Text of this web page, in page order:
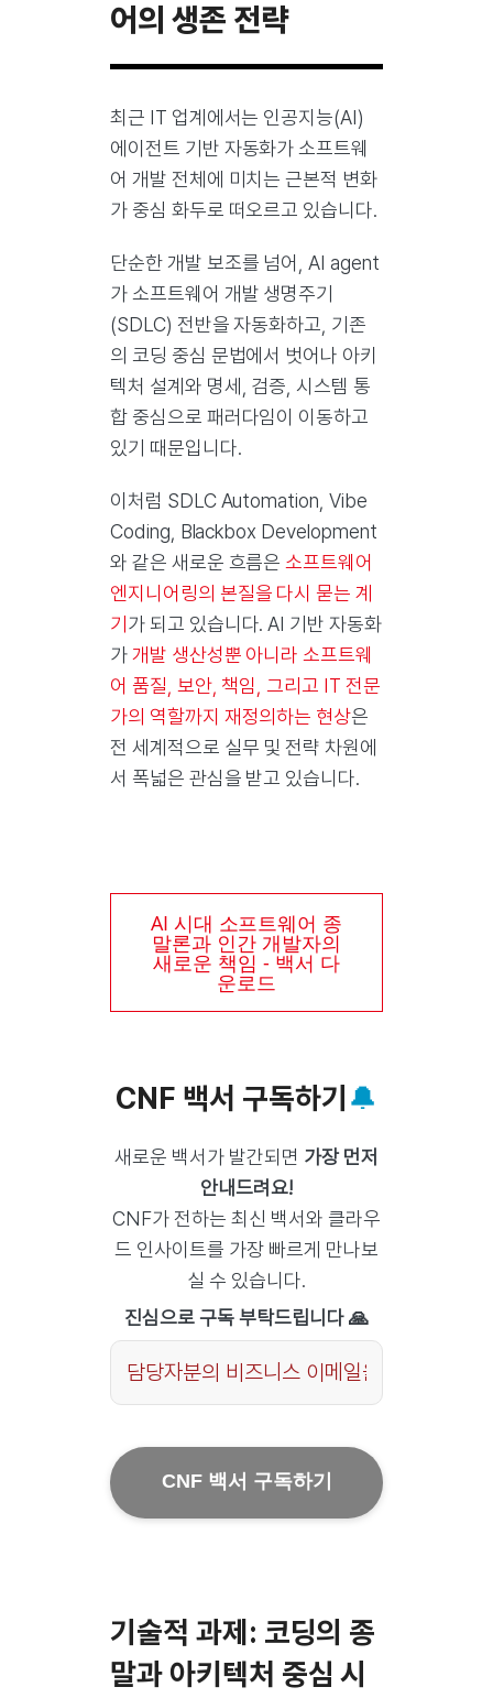
어의 생존 전략
최근 IT 업계에서는 인공지능(AI)
에이전트 기반 자동화가 소프트웨
어 개발 전체에 미치는 근본적 변화
가 중심 화두로 떠오르고 있습니다.
단순한 개발 보조를 넘어, AI agent
가 소프트웨어 개발 생명주기
(SDLC) 전반을 자동화하고, 기존
의 코딩 중심 문법에서 벗어나 아키
텍처 설계와 명세, 검증, 시스템 통
합 중심으로 패러다임이 이동하고
있기 때문입니다.
이처럼 SDLC Automation, Vibe
Coding, Blackbox Development
와 같은 새로운 흐름은소프트웨어
엔지니어링의 본질을 다시 묻는 계
기 가 되고 있습니다. AI 기반 자동화
가개발 생산성뿐 아니라 소프트웨
어 품질, 보안, 책임, 그리고 IT 전문
가의 역할까지 재정의하는 현상은
전 세계적으로 실무 및 전략 차원에
서 폭넓은 관심을 받고 있습니다.
AI 시대 소프트웨어 종
말론과 인간 개발자의
새로운 책임 - 백서 다
운로드
CNF 백서 구독하기 🔔
새로운 백서가 발간되면 가장 먼저
안내드려요!
CNF가 전하는 최신 백서와 클라우
드 인사이트를 가장 빠르게 만나보
실 수 있습니다.
진심으로 구독 부탁드립니다 🙏
Phone
Number *
CNF 백서 구독하기
기술적 과제: 코딩의 종
말과 아키텍처 중심 시